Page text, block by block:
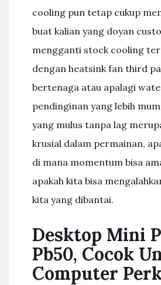
cooling pun tetap cukup
buat kalian yang doyan
mengganti stock cooling
dengan heatsink fan third
bertenaga atau apalagi
pendinginan yang lebih
yang mulus tanpa lag
krusial dalam permainan,
di mana momentum bisa
apakah kita bisa
kita yang dibantai.
Desktop Mini
Pb50, Cocok
Computer